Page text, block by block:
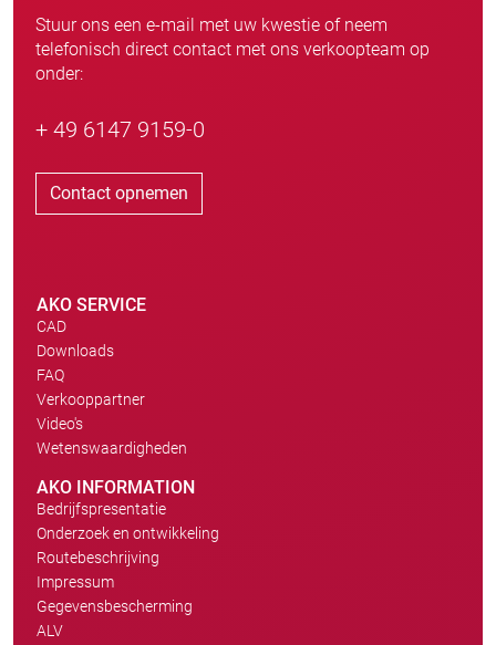
Stuur ons een e-mail met uw kwestie of neem
telefonisch direct contact met ons verkoopteam op
onder:
+ 49 6147 9159-0
Contact opnemen
AKO SERVICE
CAD
Downloads
FAQ
Verkooppartner
Video's
Wetenswaardigheden
AKO INFORMATION
Bedrijfspresentatie
Onderzoek en ontwikkeling
Routebeschrijving
Impressum
Gegevensbescherming
ALV